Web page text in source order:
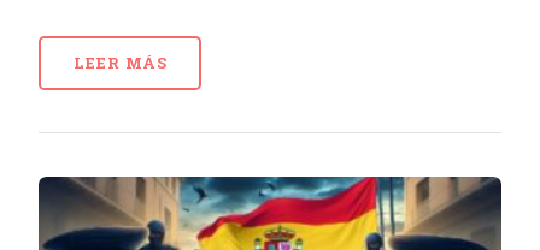
LEER MÁS